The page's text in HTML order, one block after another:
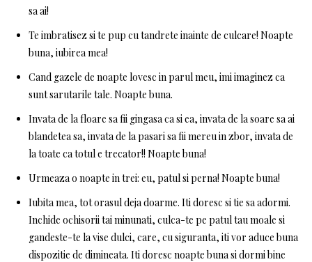
sa ai!
Te imbratisez si te pup cu tandrete inainte de culcare! Noapte
buna, iubirea mea!
Cand gazele de noapte lovesc in parul meu, imi imaginez ca
sunt sarutarile tale. Noapte buna.
Invata de la floare sa fii gingasa ca si ea, invata de la soare sa ai
blandetea sa, invata de la pasari sa fii mereu in zbor, invata de
la toate ca totul e trecator!! Noapte buna!
Urmeaza o noapte in trei: eu, patul si perna! Noapte buna!
Iubita mea, tot orasul deja doarme. Iti doresc si tie sa adormi.
Inchide ochisorii tai minunati, culca-te pe patul tau moale si
gandeste-te la vise dulci, care, cu siguranta, iti vor aduce buna
dispozitie de dimineata. Iti doresc noapte buna si dormi bine